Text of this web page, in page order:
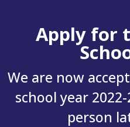
Apply for
We are now
school year
person